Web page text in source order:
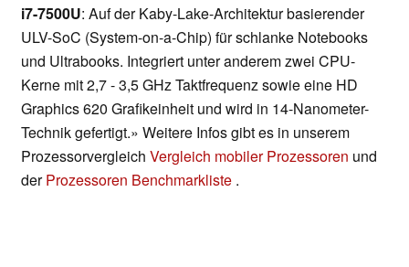
i7-7500U: Auf der Kaby-Lake-Architektur basierender
ULV-SoC (System-on-a-Chip) für schlanke Notebooks
und Ultrabooks. Integriert unter anderem zwei CPU-
Kerne mit 2,7 - 3,5 GHz Taktfrequenz sowie eine HD
Graphics 620 Grafikeinheit und wird in 14-Nanometer-
Technik gefertigt.» Weitere Infos gibt es in unserem
Prozessorvergleich Vergleich mobiler Prozessoren und
derProzessoren Benchmarkliste .